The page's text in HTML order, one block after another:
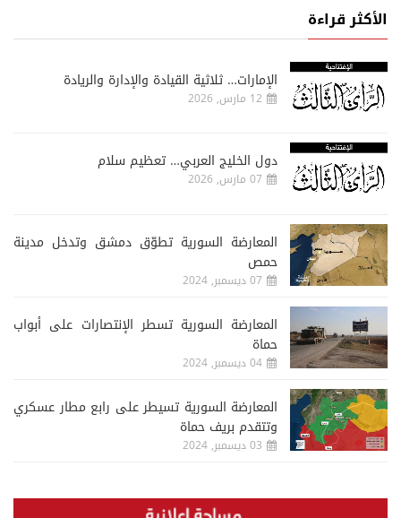
الأكثر قراءة
الإمارات… ثلاثية القيادة والإدارة والريادة
12 مارس, 2026
دول الخليج العربي… تعظيم سلام
07 مارس, 2026
المعارضة السورية تطوّق دمشق وتدخل مدينة
حمص
07 ديسمبر, 2024
المعارضة السورية تسطر الإنتصارات على أبواب
حماة
04 ديسمبر, 2024
المعارضة السورية تسيطر على رابع مطار عسكري
وتتقدم بريف حماة
03 ديسمبر, 2024